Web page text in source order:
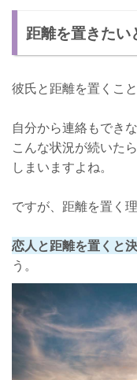
距離を置きたい
彼氏と距離を置くこ
自分から連絡もでき
こんな状況が続いた
しまいますよね。
ですが、距離を置く
恋人と距離を置くと
う。